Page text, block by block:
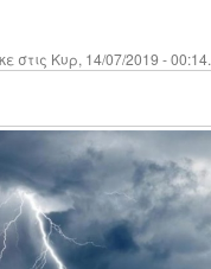
στις Κυρ, 14/07/2019 - 00:14.